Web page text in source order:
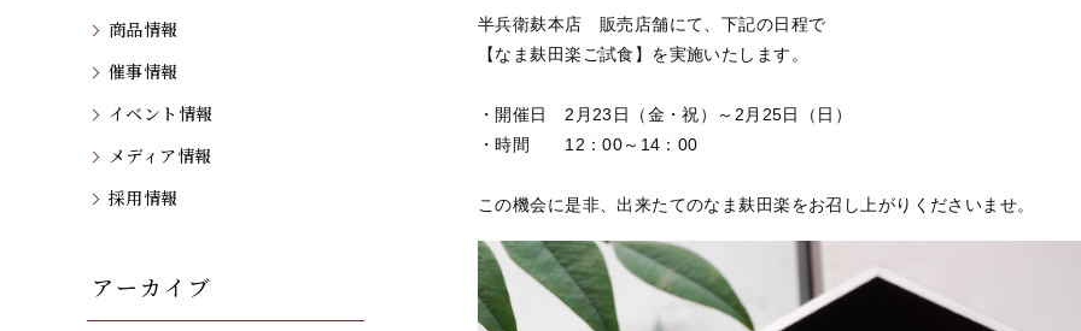
半兵衛麸本店 販売店舗にて、下記の日程で
【なま麸田楽ご試食】を実施いたします。
・開催日 2月23日（金・祝）～2月25日（日）
・時間 12：00～14：00
この機会に是非、出来たてのなま麸田楽をお召し上がりくださいませ。
商品情報
催事情報
イベント情報
メディア情報
採用情報
アーカイブ